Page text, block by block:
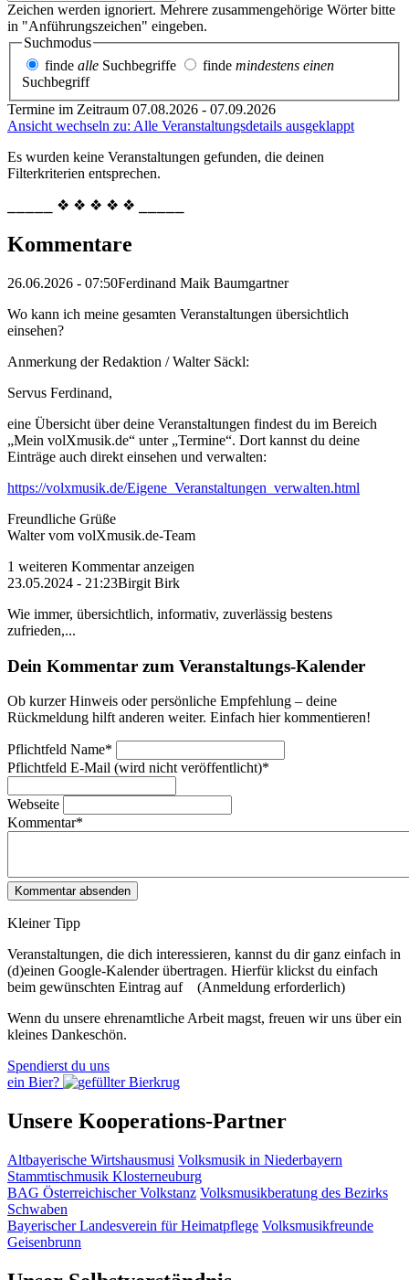
Zeichen werden ignoriert. Mehrere zusammengehörige Wörter bitte
in "Anführungszeichen" eingeben.
Suchmodus
finde alle Suchbegriffe finde mindestens einen
Suchbegriff
Termine im Zeitraum 07.08.2026 - 07.09.2026
Ansicht wechseln zu: Alle Veranstaltungsdetails ausgeklappt
Es wurden keine Veranstaltungen gefunden, die deinen
Filterkriterien entsprechen.
⎯⎯⎯⎯⎯ ❖ ❖ ❖ ❖ ❖ ⎯⎯⎯⎯⎯
Kommentare
26.06.2026 - 07:50Ferdinand Maik Baumgartner
Wo kann ich meine gesamten Veranstaltungen übersichtlich
einsehen?
Anmerkung der Redaktion /Walter Säckl:
Servus Ferdinand,
eine Übersicht über deine Veranstaltungen findest du im Bereich
„Mein volXmusik.de“ unter „Termine“. Dort kannst du deine
Einträge auch direkt einsehen und verwalten:
https://volxmusik.de/Eigene_Veranstaltungen_verwalten.html
Freundliche Grüße
Walter vom volXmusik.de-Team
1 weiteren Kommentar anzeigen
23.05.2024 - 21:23Birgit Birk
Wie immer, übersichtlich, informativ, zuverlässig bestens
zufrieden,...
Dein Kommentar zum Veranstaltungs-Kalender
Ob kurzer Hinweis oder persönliche Empfehlung – deine
Rückmeldung hilft anderen weiter. Einfach hier kommentieren!
Pflichtfeld Name*
Pflichtfeld E-Mail (wird nicht veröffentlicht)*
Webseite
Kommentar*
Kleiner Tipp
Veranstaltungen, die dich interessieren, kannst du dir ganz einfach in
(d)einen Google-Kalender übertragen. Hierfür klickst du einfach
beim gewünschten Eintrag auf
(Anmeldung erforderlich)
Wenn du unsere ehrenamtliche Arbeit magst, freuen wir uns über ein
kleines Dankeschön.
Spendierst du uns
ein Bier?
Unsere Kooperations-Partner
Altbayerische Wirtshausmusi Volksmusik in Niederbayern
Stammtischmusik Klosterneuburg
BAG Österreichischer Volkstanz Volksmusikberatung des Bezirks
Schwaben
Bayerischer Landesverein für Heimatpflege Volksmusikfreunde
Geisenbrunn